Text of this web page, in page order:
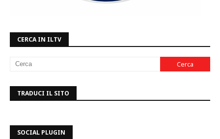
CERCA IN ILTV
TRADUCI IL SITO
SOCIAL PLUGIN